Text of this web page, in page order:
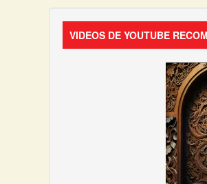
VIDEOS DE YOUTUBE